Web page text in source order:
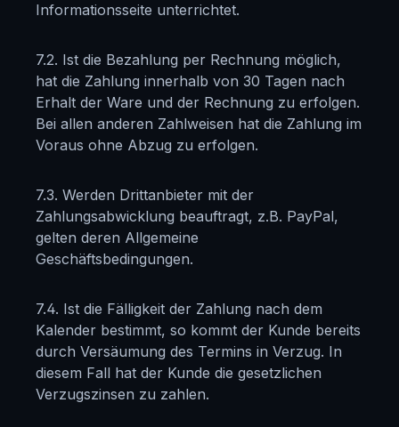
Informationsseite unterrichtet.
7.2. Ist die Bezahlung per Rechnung möglich,
hat die Zahlung innerhalb von 30 Tagen nach
Erhalt der Ware und der Rechnung zu erfolgen.
Bei allen anderen Zahlweisen hat die Zahlung im
Voraus ohne Abzug zu erfolgen.
7.3. Werden Drittanbieter mit der
Zahlungsabwicklung beauftragt, z.B. PayPal,
gelten deren Allgemeine
Geschäftsbedingungen.
7.4. Ist die Fälligkeit der Zahlung nach dem
Kalender bestimmt, so kommt der Kunde bereits
durch Versäumung des Termins in Verzug. In
diesem Fall hat der Kunde die gesetzlichen
Verzugszinsen zu zahlen.